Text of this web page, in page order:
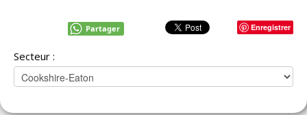
Enregistrer
Partager
Secteur :